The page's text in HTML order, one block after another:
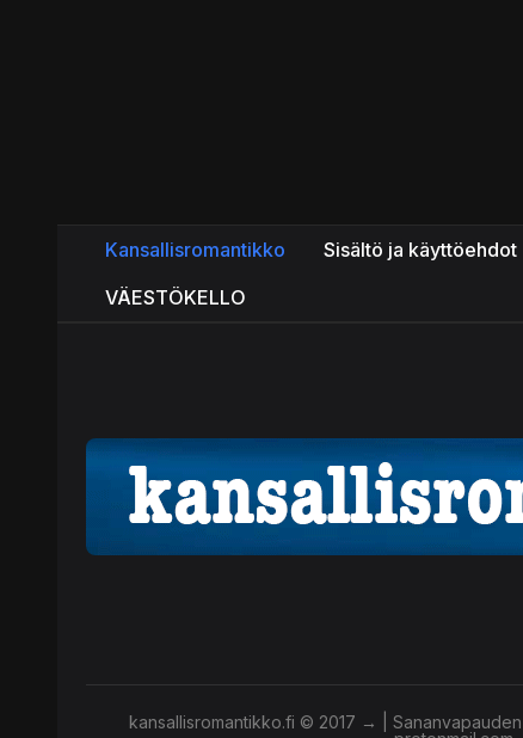
Kansallisromantikko Sisältö ja käyttöehdot
VÄESTÖKELLO
kansallisromantikko.fi © 2017 → |